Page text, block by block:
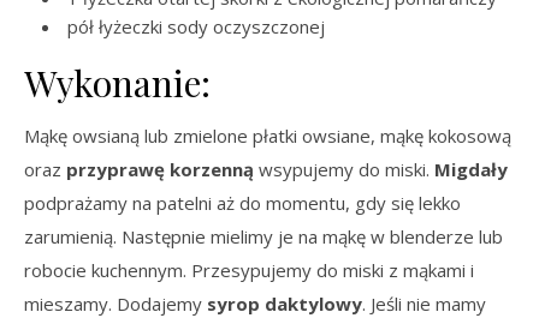
pół łyżeczki sody oczyszczonej
Wykonanie:
Mąkę owsianą lub zmielone płatki owsiane, mąkę kokosową
oraz przyprawę korzenną wsypujemy do miski. Migdały
podprażamy na patelni aż do momentu, gdy się lekko
zarumienią. Następnie mielimy je na mąkę w blenderze lub
robocie kuchennym. Przesypujemy do miski z mąkami i
mieszamy. Dodajemy syrop daktylowy. Jeśli nie mamy